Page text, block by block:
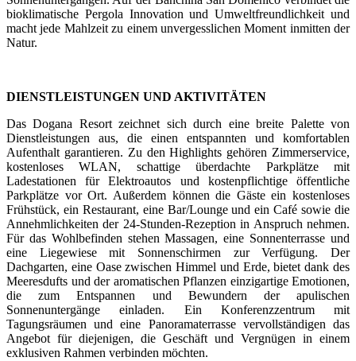
bioklimatische Pergola Innovation und Umweltfreundlichkeit und
macht jede Mahlzeit zu einem unvergesslichen Moment inmitten der
Natur.
DIENSTLEISTUNGEN UND AKTIVITÄTEN
Das Dogana Resort zeichnet sich durch eine breite Palette von
Dienstleistungen aus, die einen entspannten und komfortablen
Aufenthalt garantieren. Zu den Highlights gehören Zimmerservice,
kostenloses WLAN, schattige überdachte Parkplätze mit
Ladestationen für Elektroautos und kostenpflichtige öffentliche
Parkplätze vor Ort. Außerdem können die Gäste ein kostenloses
Frühstück, ein Restaurant, eine Bar/Lounge und ein Café sowie die
Annehmlichkeiten der 24-Stunden-Rezeption in Anspruch nehmen.
Für das Wohlbefinden stehen Massagen, eine Sonnenterrasse und
eine Liegewiese mit Sonnenschirmen zur Verfügung. Der
Dachgarten, eine Oase zwischen Himmel und Erde, bietet dank des
Meeresdufts und der aromatischen Pflanzen einzigartige Emotionen,
die zum Entspannen und Bewundern der apulischen
Sonnenuntergänge einladen. Ein Konferenzzentrum mit
Tagungsräumen und eine Panoramaterrasse vervollständigen das
Angebot für diejenigen, die Geschäft und Vergnügen in einem
exklusiven Rahmen verbinden möchten.